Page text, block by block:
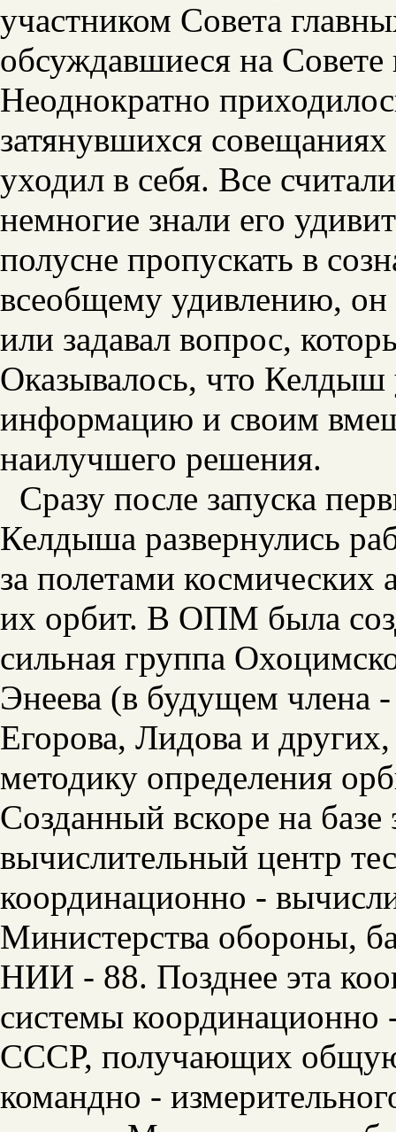
участником Совета
обсуждавшиеся на Совете
Неоднократно
затянувшихся
уходил в себя. Все
немногие знали его
полусне пропускать в
всеобщему удивлению, он
или задавал вопрос,
Оказывалось, что
информацию и своим
наилучшего решения.
Сразу после запуска
Келдыша развернулись
за полетами космических
их орбит. В ОПМ была
сильная группа
Энеева (в будущем члена
Егорова, Лидова и других,
методику определения
Созданный вскоре на
вычислительный центр
координационно -
Министерства обороны,
НИИ - 88. Позднее эта
системы координационно
СССР, получающих
командно -